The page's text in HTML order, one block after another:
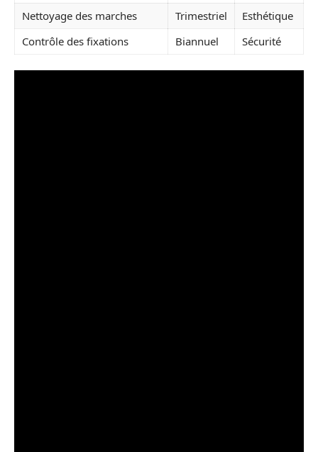
Nettoyage des marches Trimestriel
Esthétique
Contrôle des fixations
Biannuel Sécurité